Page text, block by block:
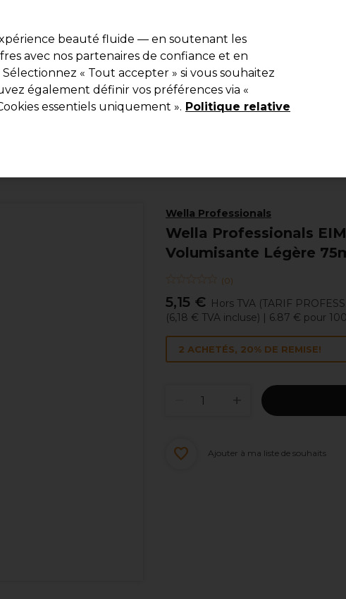
Rechercher
Equipement de salon Beauté Hommes
Wella Professionals
Wella Professionals
Volumisante Légère
(0)
5,15 € Hors TVA (TARIF
(6,18 € TVA incluse) | 6.87 € pour
2 ACHETÉS, 20% DE REMISE!
Ajouter à ma liste de souhaits
beauté fluide — en soutenant les
avec nos partenaires de confiance et en
« Tout accepter » si vous souhaitez
également définir vos préférences via «
essentiels uniquement ». Politique relative